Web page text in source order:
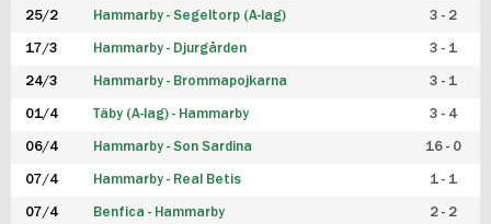
FUTSAL HERR
FUTSAL DAM
25/2 Hammarby - Segeltorp (A-lag) 3 - 2
17/3 Hammarby - Djurgården 3 - 1
24/3 Hammarby - Brommapojkarna 3 - 1
01/4 Täby (A-lag) - Hammarby 3 - 4
06/4 Hammarby - Son Sardina 16 - 0
07/4 Hammarby - Real Betis 1 - 1
07/4 Benfica - Hammarby 2 - 2